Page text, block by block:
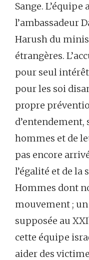
Sange.
l’ambassadeur
Harush du
étrangères.
pour seul
pour les soi
propre
d’entendement,
hommes et de
pas encore
l’égalité et de la
Hommes dont
mouvement ;
supposée au XXI
cette équipe
aider des